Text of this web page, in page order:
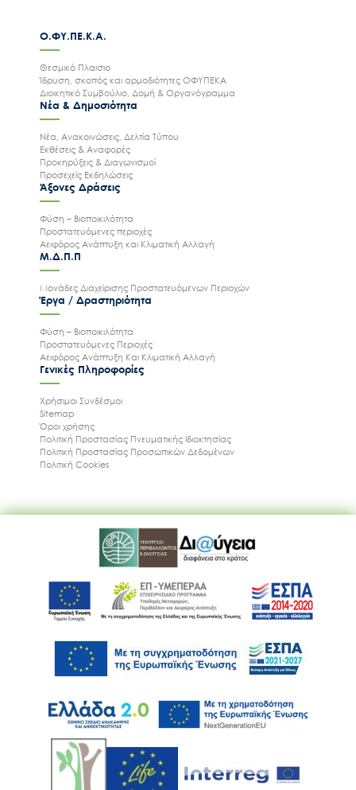
Ο.ΦΥ.ΠΕ.Κ.Α.
Θεσμικό Πλαισιο
Ίδρυση, σκοπός και αρμοδιότητες ΟΦΥΠΕΚΑ
Διοικητικό Συμβούλιο, Δομή & Οργανόγραμμα
Νέα & Δημοσιότητα
Νέα, Ανακοινώσεις, Δελτία Τύπου
Εκθέσεις & Αναφορές
Προκηρύξεις & Διαγωνισμοί
Προσεχείς Εκδηλώσεις
Άξονες Δράσεις
Φύση – Βιοποικιλότητα
Προστατευόμενες περιοχές
Αειφόρος Ανάπτυξη και Κλιματική Αλλαγή
Μ.Δ.Π.Π
Μονάδες Διαχείρισης Προστατευόμενων Περιοχών
Έργα / Δραστηριότητα
Φύση – Βιοποικιλότητα
Προστατευόμενες Περιοχές
Αειφόρος Ανάπτυξη Και Κλιματική Αλλαγή
Γενικές Πληροφορίες
Χρήσιμοι Συνδέσμοι
Sitemap
Όροι χρήσης
Πολιτική Προστασίας Πνευματικής Ιδιοκτησίας
Πολιτική Προστασίας Προσωπικών Δεδομένων
Πολιτική Cookies